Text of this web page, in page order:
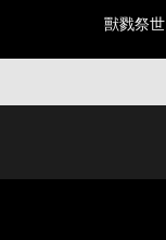
獸戮祭世